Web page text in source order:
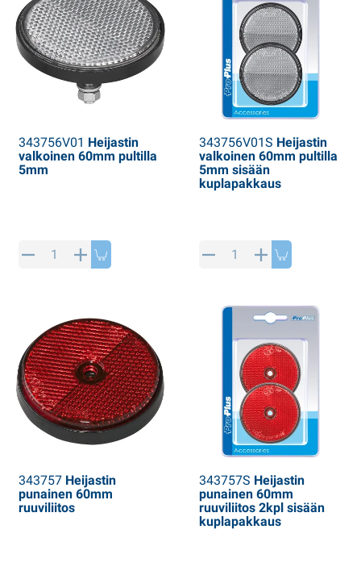
343756V01 Heijastin
valkoinen 60mm pultilla
5mm
343756V01S Heijastin
valkoinen 60mm pultilla
5mm sisään
kuplapakkaus
343757Heijastin
punainen 60mm
ruuviliitos
343757S Heijastin
punainen 60mm
ruuviliitos 2kpl sisään
kuplapakkaus